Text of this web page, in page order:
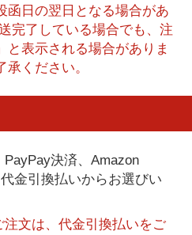
函日の翌日となる場合があ
完了している場合でも、注
と表示される場合がありま
ください。
PayPay決済、Amazon
金引換払いからお選びい
文は、代金引換払いをご